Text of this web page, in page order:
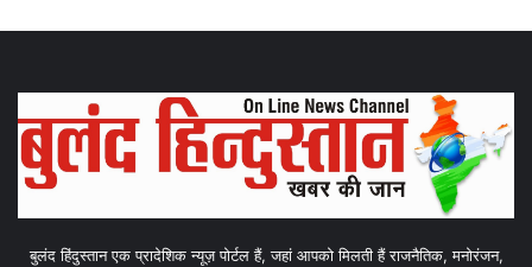
बुलंद हिंदुस्तान एक प्रादेशिक न्यूज़ पोर्टल हैं, जहां आपको मिलती हैं राजनैतिक, मनोरंजन,